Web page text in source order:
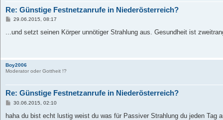
Re: Günstige Festnetzanrufe in Niederösterreich?
B
i
29.06.2015, 08:17
...und setzt seinen Körper unnötiger Strahlung aus. Gesundheit ist
Boy2006
Moderator oder Gottheit !?
Re: Günstige Festnetzanrufe in Niederösterreich?
B
i
30.06.2015, 02:10
haha du bist echt lustig weist du was für Passiver Strahlung du jeden Tag